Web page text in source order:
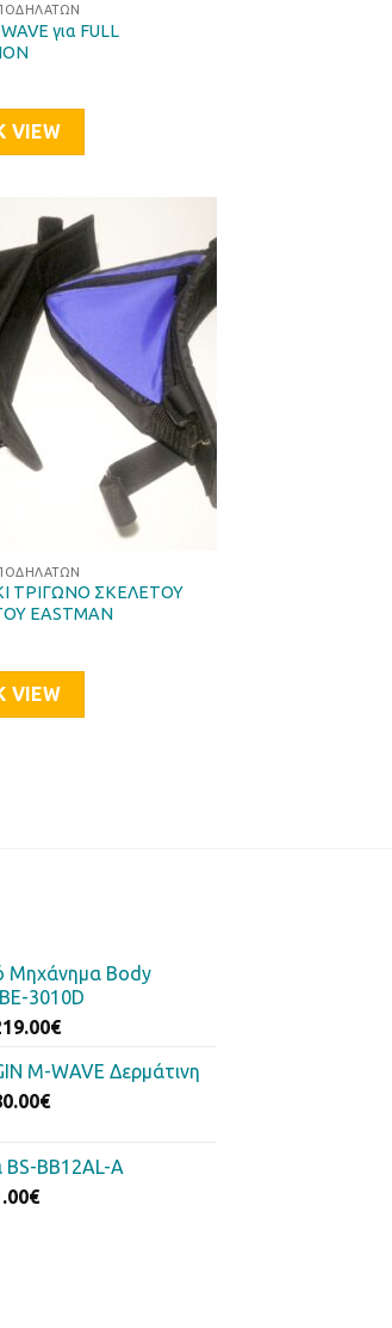
για FULL
VIEW
Προσθήκη
στη Λίστα
Επιθυμιών
ΤΡΙΓΩΝΟ ΣΚΕΛΕΤΟΥ
EASTMAN
VIEW
Μηχάνημα Body
3010D
€Η
τιμή
M-WAVE Δερμάτινη
€Η
είναι:
BB12AL-A
€Η